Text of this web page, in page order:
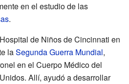
en el estudio de las
.
de Niños de Cincinnati en
laSegunda Guerra Mundial,
en el Cuerpo Médico del
Allí, ayudó a desarrollar